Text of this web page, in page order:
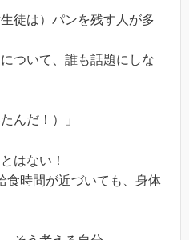
徒は）パンを残す人が多
ついて、誰も話題にしな
んだ！）」
はない！
食時間が近づいても、身体